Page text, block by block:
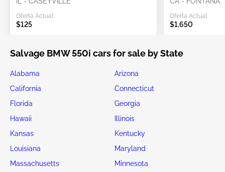
Oferta Actual:
$125
Oferta Actual:
$1,650
Salvage BMW 550i cars for sale by State
Alabama
Arizona
California
Connecticut
Florida
Georgia
Hawaii
Illinois
Kansas
Kentucky
Louisiana
Maryland
Massachusetts
Minnesota